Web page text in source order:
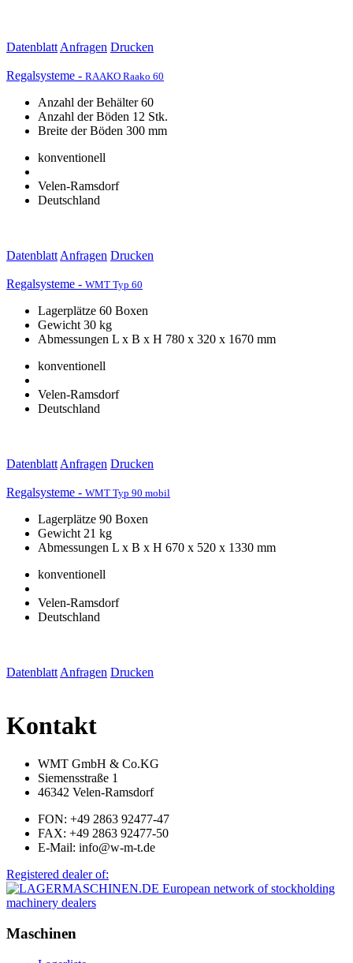
Datenblatt Anfragen Drucken
Regalsysteme - RAAKO Raako 60
Anzahl der Behälter 60
Anzahl der Böden 12 Stk.
Breite der Böden 300 mm
konventionell
Velen-Ramsdorf
Deutschland
Datenblatt Anfragen Drucken
Regalsysteme - WMT Typ 60
Lagerplätze 60 Boxen
Gewicht 30 kg
Abmessungen L x B x H 780 x 320 x 1670 mm
konventionell
Velen-Ramsdorf
Deutschland
Datenblatt Anfragen Drucken
Regalsysteme - WMT Typ 90 mobil
Lagerplätze 90 Boxen
Gewicht 21 kg
Abmessungen L x B x H 670 x 520 x 1330 mm
konventionell
Velen-Ramsdorf
Deutschland
Datenblatt Anfragen Drucken
Kontakt
WMT GmbH & Co.KG
Siemensstraße 1
46342 Velen-Ramsdorf
FON: +49 2863 92477-47
FAX: +49 2863 92477-50
E-Mail: info@w-m-t.de
Registered dealer of:
Maschinen